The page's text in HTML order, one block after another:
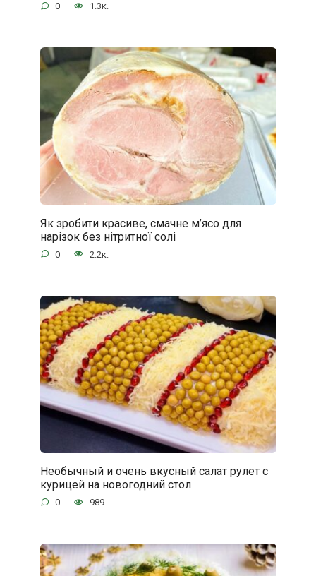
0 1.3к.
Як зробити красиве, смачне м’ясо для
нарізок без нітритної солі
0 2.2к.
Необычный и очень вкусный салат рулет с
курицей на новогодний стол
0 989